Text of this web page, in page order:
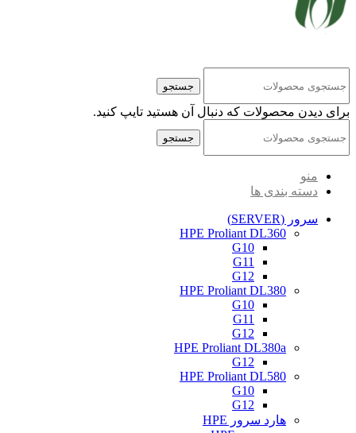
جستجو
برای دیدن محصولات که دنبال آن هستید تایپ کنید.
جستجو
منو
دسته بندی ها
سرور (SERVER)
HPE Proliant DL360
G10
G11
G12
HPE Proliant DL380
G10
G11
G12
HPE Proliant DL380a
G12
HPE Proliant DL580
G10
G12
هارد سرور HPE